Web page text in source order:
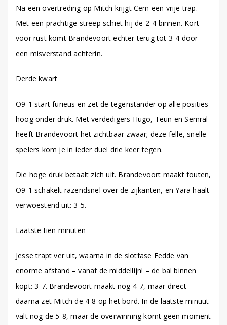
Na een overtreding op Mitch krijgt Cem een vrije trap.
Met een prachtige streep schiet hij de 2-4 binnen. Kort
voor rust komt Brandevoort echter terug tot 3-4 door
een misverstand achterin.
Derde kwart
O9-1 start furieus en zet de tegenstander op alle posities
hoog onder druk. Met verdedigers Hugo, Teun en Semral
heeft Brandevoort het zichtbaar zwaar; deze felle, snelle
spelers kom je in ieder duel drie keer tegen.
Die hoge druk betaalt zich uit. Brandevoort maakt fouten,
O9-1 schakelt razendsnel over de zijkanten, en Yara haalt
verwoestend uit: 3-5.
Laatste tien minuten
Jesse trapt ver uit, waarna in de slotfase Fedde van
enorme afstand – vanaf de middellijn! – de bal binnen
kopt: 3-7. Brandevoort maakt nog 4-7, maar direct
daarna zet Mitch de 4-8 op het bord. In de laatste minuut
valt nog de 5-8, maar de overwinning komt geen moment